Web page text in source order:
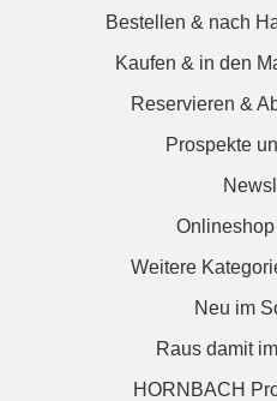
Bestellen & nach
Kaufen & in den
Reservieren &
Prospekte
Weitere
Neu im
Raus damit
HORNBACH